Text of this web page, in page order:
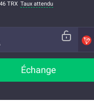
TRX Taux attendu
Échange